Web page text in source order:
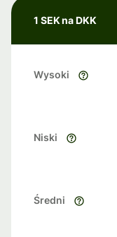
1 SEK na DKK
Wysoki
Niski
Średni